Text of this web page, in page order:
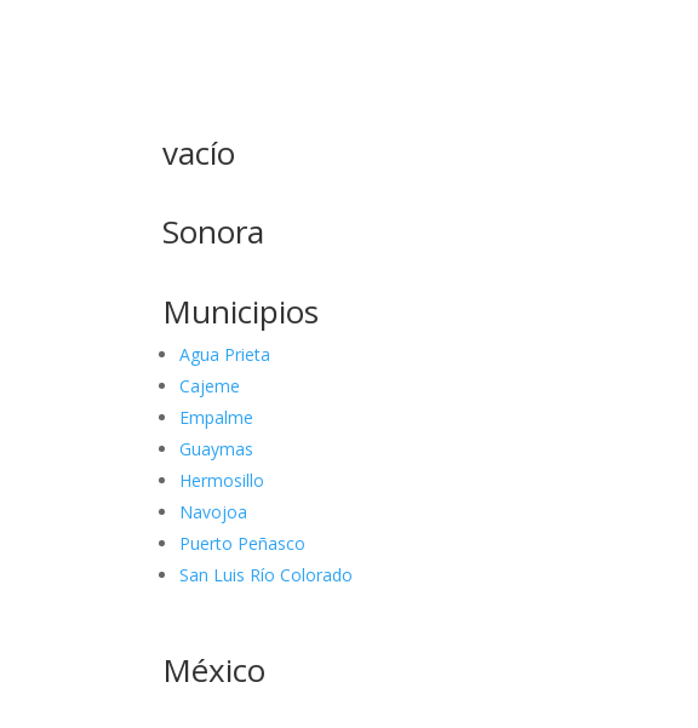
vacío
Sonora
Municipios
Agua Prieta
Cajeme
Empalme
Guaymas
Hermosillo
Navojoa
Puerto Peñasco
San Luis Río Colorado
México